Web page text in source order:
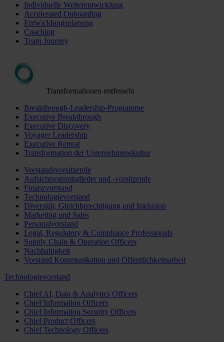
Individuelle Weiterentwicklung
Accelerated Onboarding
Entwicklungsplanung
Coaching
Team Journey
Transformationen entfesseln
Breakthrough-Leadership-Programme
Executive Breakthrough
Executive Discovery
Voyager Leadership
Executive Retreat
Transformation der Unternehmenskultur
Vorstandsvorsitzende
Aufsichtsratsmitglieder und -vorsitzende
Finanzvorstand
Technologievorstand
Diversität, Gleichberechtigung und Inklusion
Marketing und Sales
Personalvorstand
Legal, Regulatory & Compliance Professionals
Supply Chain & Operation Officers
Nachhaltigkeit
Vorstand Kommunikation und Öffentlichkeitsarbeit
Technologievorstand
Chief AI, Data & Analytics Officers
Chief Information Officers
Chief Information Security Officers
Chief Product Officers
Chief Technology Officers